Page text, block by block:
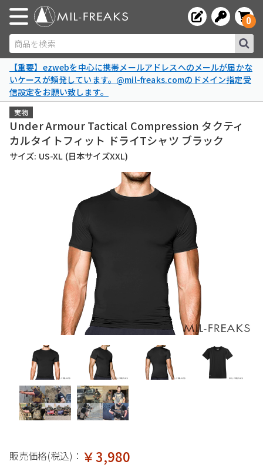
商品を検索
0
【重要】ezwebを中心に携帯メールアドレスへのメールが届かな
いケースが頻発しています。@mil-freaks.comのドメイン指定受
信設定をお願い致します。
実物
Under Armour Tactical Compression タクティ
カルタイトフィット ドライTシャツ ブラック
サイズ: US-XL (日本サイズXXL)
販売価格(税込)： ￥3,980